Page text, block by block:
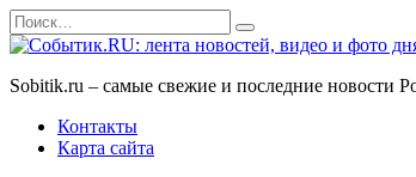
Перейти
к
Search
for:
Sobitik.ru – самые свежие и последние новости
Контакты
Карта сайта